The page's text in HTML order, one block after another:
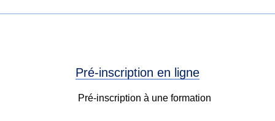
Pré-inscription en ligne
Pré-inscription à une formation